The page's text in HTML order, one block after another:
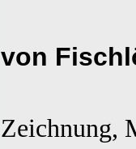
von
Zeichnung,